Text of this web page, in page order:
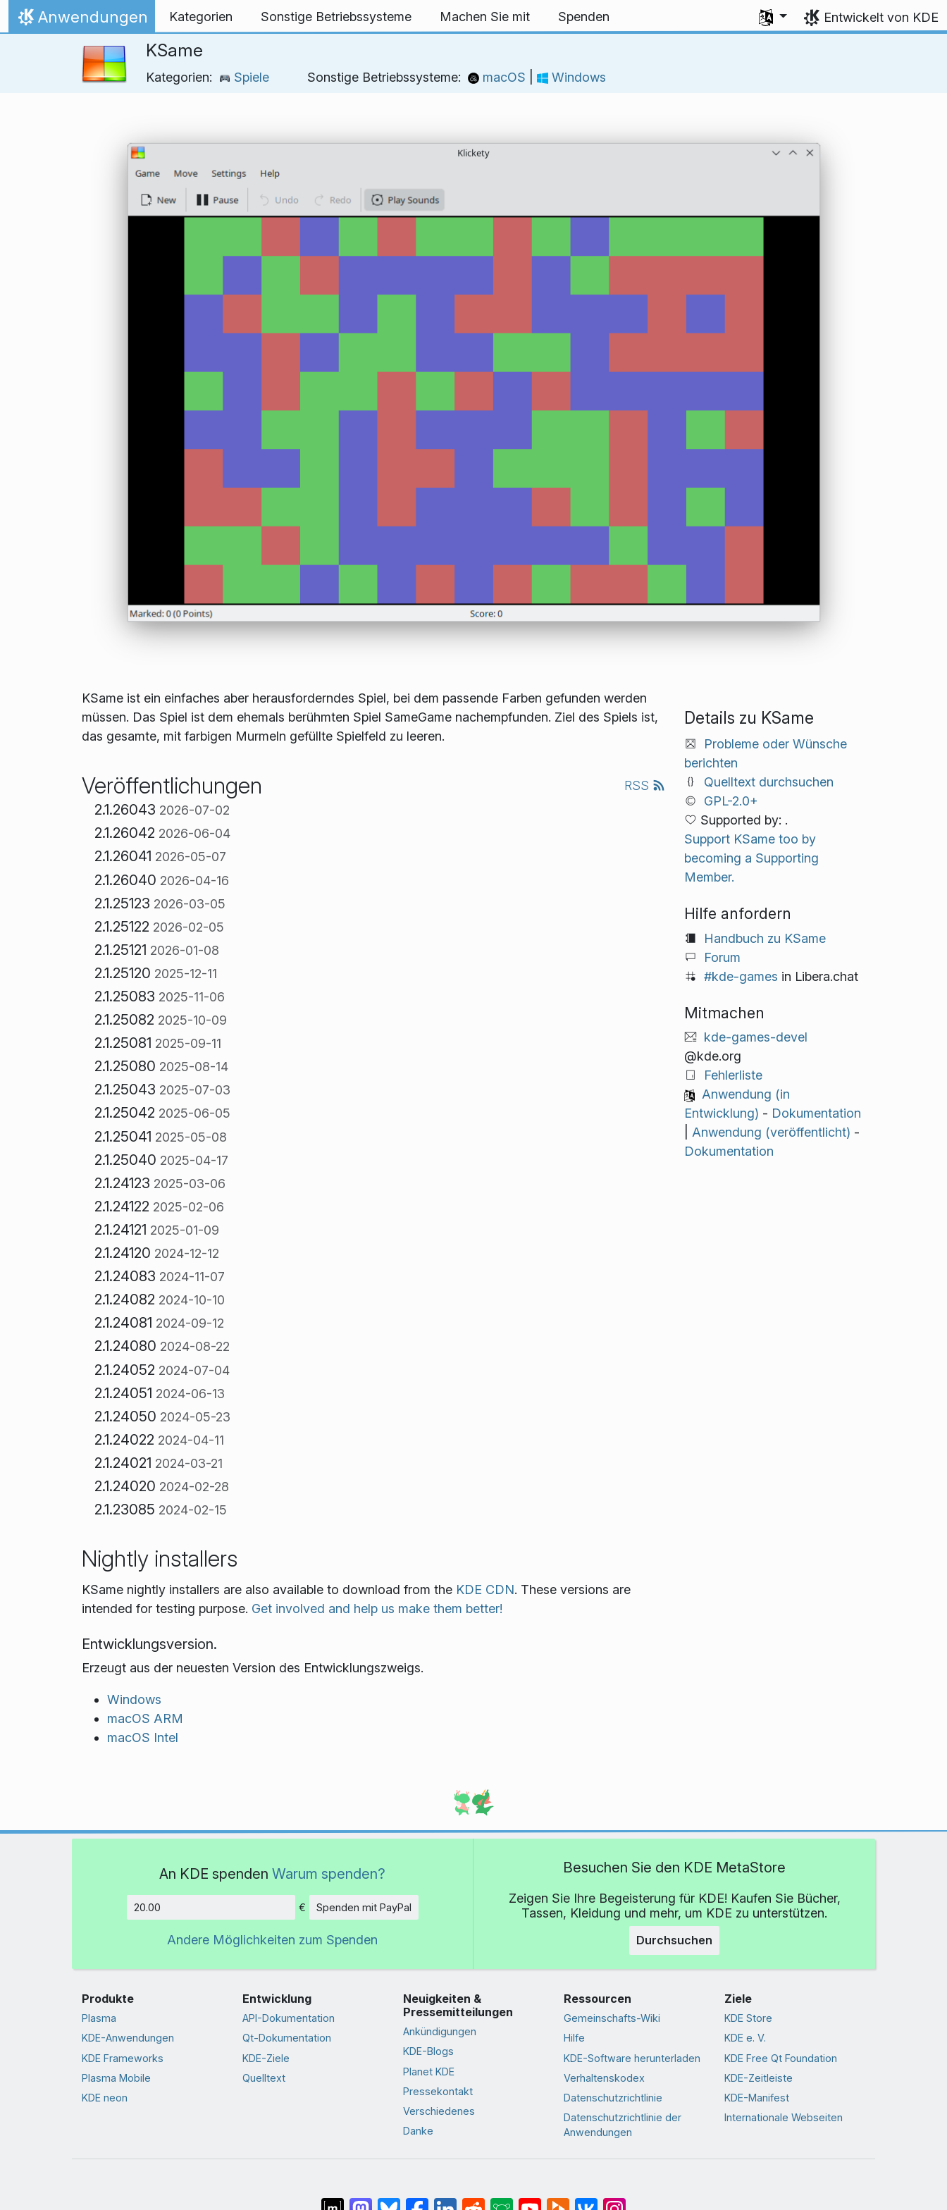
Zum Inhalt springen
Startseite
Anwendungen Kategorien Sonstige Betriebssysteme Machen Sie mit Spenden
Sprache auswählen
Entwickelt von KDE
KSame
Kategorien: Spiele Sonstige Betriebssysteme: macOS Windows
KSame ist ein einfaches aber herausforderndes Spiel, bei dem passende Farben gefunden werden
müssen. Das Spiel ist dem ehemals berühmten Spiel SameGame nachempfunden. Ziel des Spiels ist,
das gesamte, mit farbigen Murmeln gefüllte Spielfeld zu leeren.
Veröffentlichungen RSS
2.1.26043 2026-07-02
2.1.26042 2026-06-04
2.1.26041 2026-05-07
2.1.26040 2026-04-16
2.1.25123 2026-03-05
2.1.25122 2026-02-05
2.1.25121 2026-01-08
2.1.25120 2025-12-11
2.1.25083 2025-11-06
2.1.25082 2025-10-09
2.1.25081 2025-09-11
2.1.25080 2025-08-14
2.1.25043 2025-07-03
2.1.25042 2025-06-05
2.1.25041 2025-05-08
2.1.25040 2025-04-17
2.1.24123 2025-03-06
2.1.24122 2025-02-06
2.1.24121 2025-01-09
2.1.24120 2024-12-12
2.1.24083 2024-11-07
2.1.24082 2024-10-10
2.1.24081 2024-09-12
2.1.24080 2024-08-22
2.1.24052 2024-07-04
2.1.24051 2024-06-13
2.1.24050 2024-05-23
2.1.24022 2024-04-11
2.1.24021 2024-03-21
2.1.24020 2024-02-28
2.1.23085 2024-02-15
Nightly installers
KSame nightly installers are also available to download from the KDE CDN. These versions are
intended for testing purpose. Get involved and help us make them better!
Entwicklungsversion.
Erzeugt aus der neuesten Version des Entwicklungszweigs.
Windows
macOS ARM
macOS Intel
Details zu KSame
Probleme oder Wünsche
berichten
Quelltext durchsuchen
GPL-2.0+
Supported by: .
Support KSame too by
becoming a Supporting
Member.
Hilfe anfordern
Handbuch zu KSame
Forum
#kde-games in Libera.chat
Mitmachen
kde-games-devel
@kde.org
Fehlerliste
Anwendung (in
Entwicklung) - Dokumentation
Anwendung (veröffentlicht) -
Dokumentation
An KDE spenden Warum spenden?
Betrag
€ Spenden mit PayPal
Andere Möglichkeiten zum Spenden
Besuchen Sie den KDE MetaStore
Zeigen Sie Ihre Begeisterung für KDE! Kaufen Sie Bücher,
Tassen, Kleidung und mehr, um KDE zu unterstützen.
Durchsuchen
Produkte
Plasma
KDE-Anwendungen
KDE Frameworks
Plasma Mobile
KDE neon
Entwicklung
API-Dokumentation
Qt-Dokumentation
KDE-Ziele
Quelltext
Neuigkeiten &
Pressemitteilungen
Ankündigungen
KDE-Blogs
Planet KDE
Pressekontakt
Verschiedenes
Danke
Ressourcen
Gemeinschafts-Wiki
Hilfe
KDE-Software herunterladen
Verhaltenskodex
Datenschutzrichtlinie
Datenschutzrichtlinie der
Anwendungen
Ziele
KDE Store
KDE e. V.
KDE Free Qt Foundation
KDE-Zeitleiste
KDE-Manifest
Internationale Webseiten